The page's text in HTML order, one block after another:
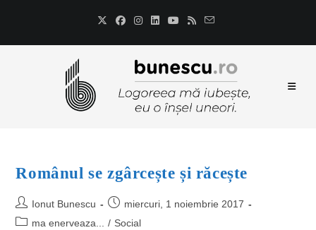
Românul se zgârcește și răcește
Ionut Bunescu
miercuri, 1 noiembrie 2017
ma enerveaza...
/ Social